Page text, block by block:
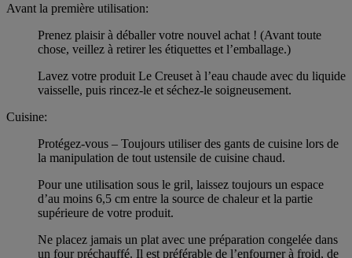
Avant la première utilisation:
Prenez plaisir à déballer votre nouvel achat ! (Avant toute
chose, veillez à retirer les étiquettes et l’emballage.)
Lavez votre produit Le Creuset à l’eau chaude avec du liquide
vaisselle, puis rincez-le et séchez-le soigneusement.
Cuisine:
Protégez-vous – Toujours utiliser des gants de cuisine lors de
la manipulation de tout ustensile de cuisine chaud.
Pour une utilisation sous le gril, laissez toujours un espace
d’au moins 6,5 cm entre la source de chaleur et la partie
supérieure de votre produit.
Ne placez jamais un plat avec une préparation congelée dans
un four préchauffé. Il est préférable de l’enfourner à froid, de